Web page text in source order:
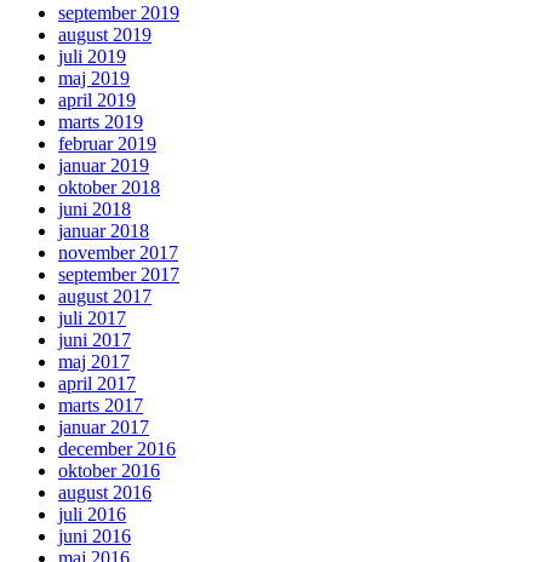
september 2019
august 2019
juli 2019
maj 2019
april 2019
marts 2019
februar 2019
januar 2019
oktober 2018
juni 2018
januar 2018
november 2017
september 2017
august 2017
juli 2017
juni 2017
maj 2017
april 2017
marts 2017
januar 2017
december 2016
oktober 2016
august 2016
juli 2016
juni 2016
maj 2016